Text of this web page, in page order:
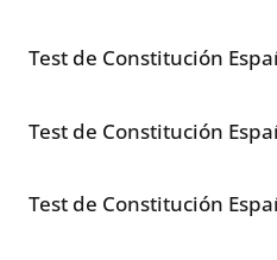
Test de Constitución
Test de Constitución
Test de Constitución